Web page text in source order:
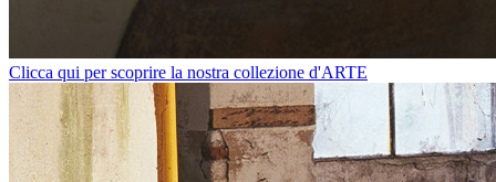
Clicca qui per scoprire la nostra collezione d'ARTE